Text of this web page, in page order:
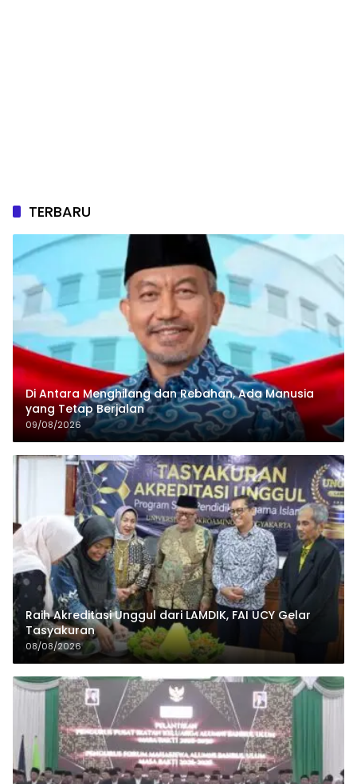
TERBARU
Di Antara Menghilang dan Rebahan, Ada Manusia
yang Tetap Berjalan
09/08/2026
Raih Akreditasi Unggul dari LAMDIK, FAI UCY Gelar
Tasyakuran
08/08/2026